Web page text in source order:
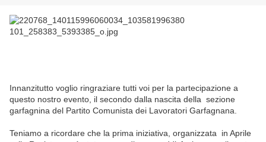
Innanzitutto voglio ringraziare tutti voi per la partecipazione a
questo nostro evento, il secondo dalla nascita della sezione
garfagnina del Partito Comunista dei Lavoratori Garfagnana.
Teniamo a ricordare che la prima iniziativa, organizzata in Aprile